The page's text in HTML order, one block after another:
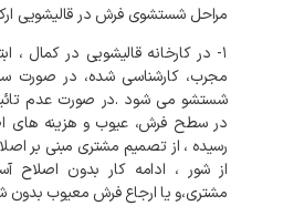
مراحل شستشوی فرش در قالیشویی
۱- در کارخانه
قالیشویی در کمال ،
مجرب، کارشناسی شده، در صورت
شستشو می شود .در صورت عدم
در سطح فرش، عیوب و هزینه های
رسیده ، از تصمیم مشتری مبنی بر
از شور ، ادامه کار بدون اصلاح
مشتری،و یا ارجاع فرش معیوب بدون